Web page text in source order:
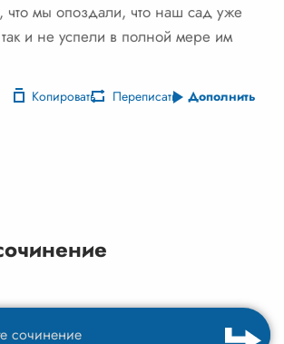
что мы опоздали, что наш сад уже
и не успели в полной мере им
Копировать Переписать Дополнить